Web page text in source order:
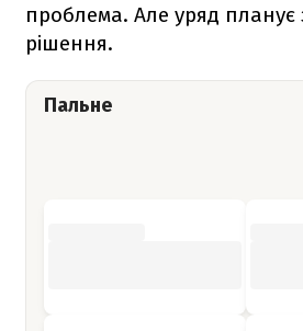
проблема. Але уряд планує
рішення.
Пальне